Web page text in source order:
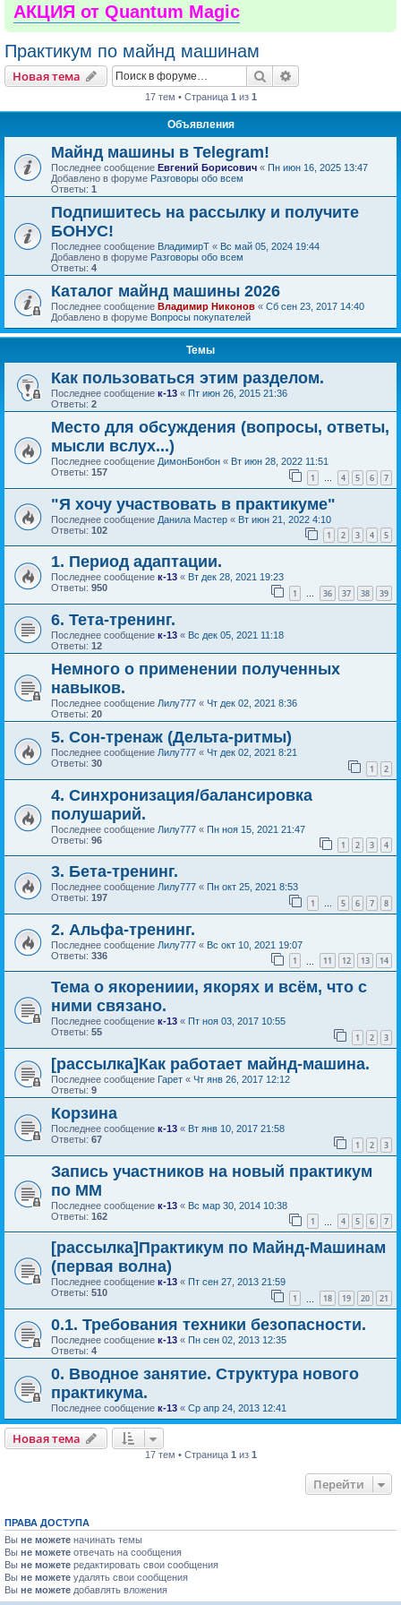
АКЦИЯ от Quantum Magic
Практикум по майнд машинам
Новая тема Поиск
17 тем • Страница 1 из 1
Объявления
Майнд машины в Telegram!
Последнее сообщение Евгений Борисович « Пн июн 16, 2025 13:47
Добавлено в форуме Разговоры обо всем
Ответы: 1
Подпишитесь на рассылку и получите
БОНУС!
Последнее сообщение ВладимирТ « Вс май 05, 2024 19:44
Добавлено в форуме Разговоры обо всем
Ответы: 4
Каталог майнд машины 2026
Последнее сообщение Владимир Никонов « Сб сен 23, 2017 14:40
Добавлено в форуме Вопросы покупателей
Темы
Как пользоваться этим разделом.
Последнее сообщение к-13 « Пт июн 26, 2015 21:36
Ответы: 2
Место для обсуждения (вопросы, ответы,
мысли вслух...)
Последнее сообщение ДимонБонбон « Вт июн 28, 2022 11:51
Ответы: 157 1 … 4 5 6 7
"Я хочу участвовать в практикуме"
Последнее сообщение Данила Мастер « Вт июн 21, 2022 4:10
Ответы: 102 1 2 3 4 5
1. Период адаптации.
Последнее сообщение к-13 « Вт дек 28, 2021 19:23
Ответы: 950 1 … 36 37 38 39
6. Тета-тренинг.
Последнее сообщение к-13 « Вс дек 05, 2021 11:18
Ответы: 12
Немного о применении полученных
навыков.
Последнее сообщение Лилу777 « Чт дек 02, 2021 8:36
Ответы: 20
5. Сон-тренаж (Дельта-ритмы)
Последнее сообщение Лилу777 « Чт дек 02, 2021 8:21
Ответы: 30 1 2
4. Синхронизация/балансировка
полушарий.
Последнее сообщение Лилу777 « Пн ноя 15, 2021 21:47
Ответы: 96 1 2 3 4
3. Бета-тренинг.
Последнее сообщение Лилу777 « Пн окт 25, 2021 8:53
Ответы: 197 1 … 5 6 7 8
2. Альфа-тренинг.
Последнее сообщение Лилу777 « Вс окт 10, 2021 19:07
Ответы: 336 1 11 12 13 14
Тема о якорениии, якорях и всём, что с
ними связано.
Последнее сообщение к-13 « Пт ноя 03, 2017 10:55
Ответы: 55 1 2 3
[рассылка]Как работает майнд-машина.
Последнее сообщение Гарет « Чт янв 26, 2017 12:12
Ответы: 9
Корзина
Последнее сообщение к-13 « Вт янв 10, 2017 21:58
Ответы: 67 1 2 3
Запись участников на новый практикум
по ММ
Последнее сообщение к-13 « Вс мар 30, 2014 10:38
Ответы: 162 1 4 5 6 7
[рассылка]Практикум по Майнд-Машинам
(первая волна)
Последнее сообщение к-13 « Пт сен 27, 2013 21:59
Ответы: 510 1 18 19 20 21
0.1. Требования техники безопасности.
Последнее сообщение к-13 « Пн сен 02, 2013 12:35
Ответы: 4
0. Вводное занятие. Структура нового
практикума.
Последнее сообщение к-13 « Ср апр 24, 2013 12:41
Новая тема
17 тем • Страница 1 из 1
Перейти
ПРАВА ДОСТУПА
Вы не можете начинать темы
Вы не можете отвечать на сообщения
Вы не можете редактировать свои сообщения
Вы не можете удалять свои сообщения
Вы не можете добавлять вложения